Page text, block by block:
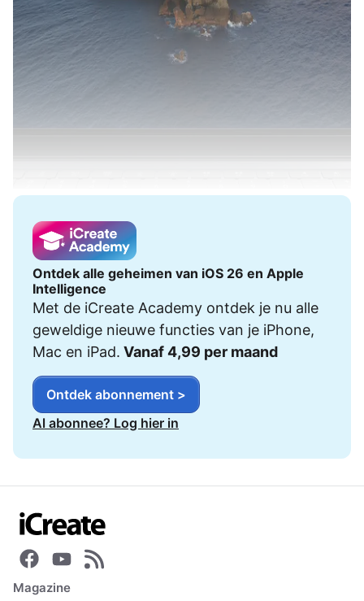
Ontdek alle geheimen van iOS 26 en Apple
Intelligence
Met de iCreate Academy ontdek je nu alle
geweldige nieuwe functies van je iPhone,
Mac en iPad. Vanaf 4,99 per maand
Ontdek abonnement >
Al abonnee? Log hier in
Magazine